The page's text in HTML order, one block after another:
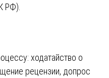
РФ).
ходатайство о
рецензии, допрос